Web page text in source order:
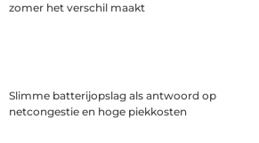
zomer het verschil maakt
Slimme batterijopslag als antwoord op
netcongestie en hoge piekkosten